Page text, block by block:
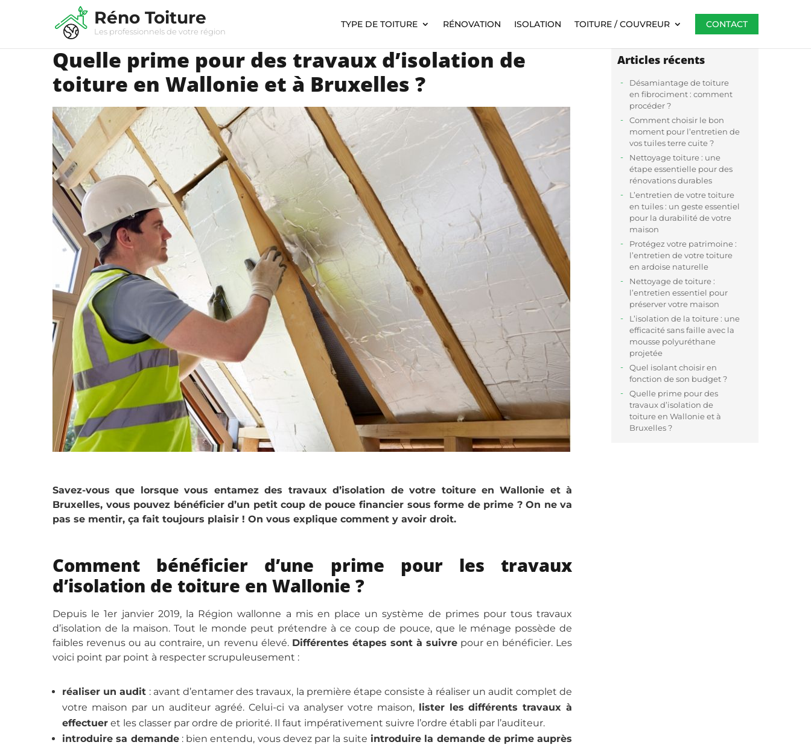
Réno Toiture
Les professionnels de votre région
TYPE DE TOITURE RÉNOVATION ISOLATION TOITURE / COUVREUR CONTACT
Quelle prime pour des travaux d’isolation de
toiture en Wallonie et à Bruxelles ?
Savez-vous que lorsque vous entamez des travaux d’isolation de votre toiture en Wallonie et à
Bruxelles, vous pouvez bénéficier d’un petit coup de pouce financier sous forme de prime ? On ne va
pas se mentir, ça fait toujours plaisir ! On vous explique comment y avoir droit.
Comment bénéficier d’une prime pour les travaux
d’isolation de toiture en Wallonie ?
Depuis le 1er janvier 2019, la Région wallonne a mis en place un système de primes pour tous travaux
d’isolation de la maison. Tout le monde peut prétendre à ce coup de pouce, que le ménage possède de
faibles revenus ou au contraire, un revenu élevé. Différentes étapes sont à suivre pour en bénéficier. Les
voici point par point à respecter scrupuleusement :
réaliser un audit : avant d’entamer des travaux, la première étape consiste à réaliser un audit complet de
votre maison par un auditeur agréé. Celui-ci va analyser votre maison, lister les différents travaux à
effectuer et les classer par ordre de priorité. Il faut impérativement suivre l’ordre établi par l’auditeur.
introduire sa demande: bien entendu, vous devez par la suite introduire la demande de prime auprès
Articles récents
Désamiantage de toiture
en fibrociment : comment
procéder ?
Comment choisir le bon
moment pour l’entretien de
vos tuiles terre cuite ?
Nettoyage toiture : une
étape essentielle pour des
rénovations durables
L’entretien de votre toiture
en tuiles : un geste essentiel
pour la durabilité de votre
maison
Protégez votre patrimoine :
l’entretien de votre toiture
en ardoise naturelle
Nettoyage de toiture :
l’entretien essentiel pour
préserver votre maison
L’isolation de la toiture : une
efficacité sans faille avec la
mousse polyuréthane
projetée
Quel isolant choisir en
fonction de son budget ?
Quelle prime pour des
travaux d’isolation de
toiture en Wallonie et à
Bruxelles ?